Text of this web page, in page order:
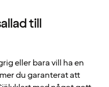
till
eller bara vill ha en
du garanterat att